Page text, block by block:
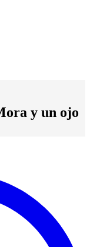
y un ojo